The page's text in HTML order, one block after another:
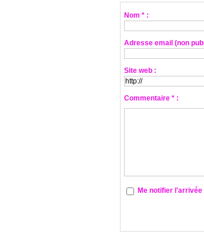
Nom * :
Adresse email (non
Site web :
Commentaire * :
Me notifier